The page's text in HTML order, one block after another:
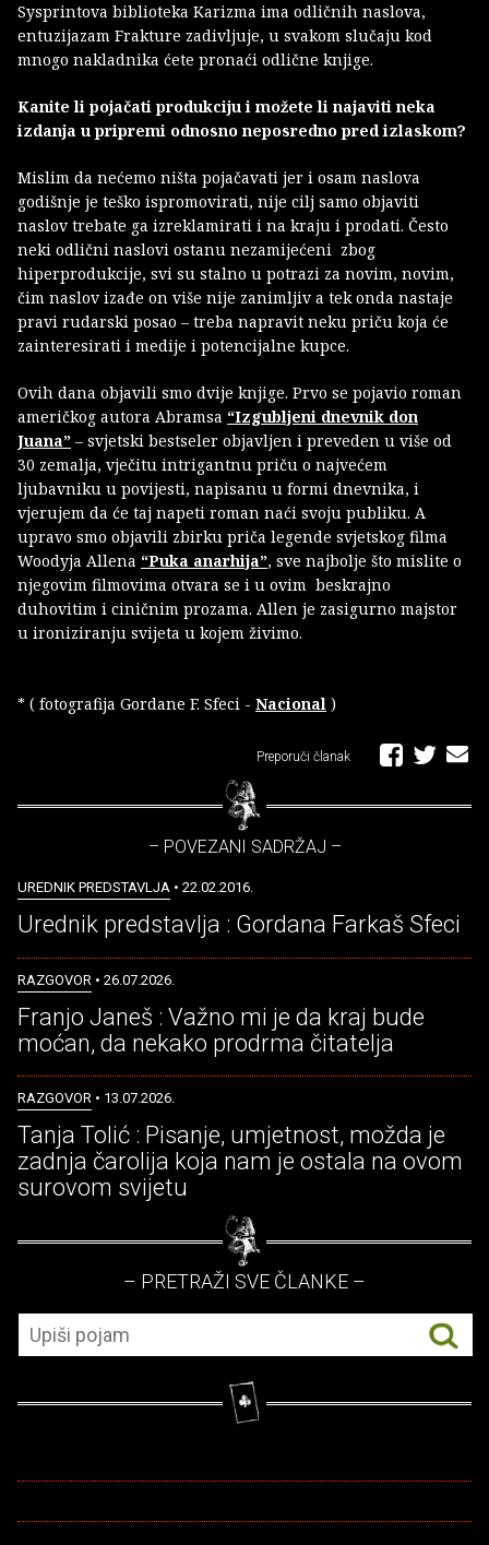
Sysprintova biblioteka Karizma ima odličnih naslova,
entuzijazam Frakture zadivljuje, u svakom slučaju kod
mnogo nakladnika ćete pronaći odlične knjige.
Kanite li pojačati produkciju i možete li najaviti neka
izdanja u pripremi odnosno neposredno pred izlaskom?
Mislim da nećemo ništa pojačavati jer i osam naslova
godišnje je teško ispromovirati, nije cilj samo objaviti
naslov trebate ga izreklamirati i na kraju i prodati. Često
neki odlični naslovi ostanu nezamijećeni zbog
hiperprodukcije, svi su stalno u potrazi za novim, novim,
čim naslov izađe on više nije zanimljiv a tek onda nastaje
pravi rudarski posao – treba napravit neku priču koja će
zainteresirati i medije i potencijalne kupce.
Ovih dana objavili smo dvije knjige. Prvo se pojavio roman
američkog autora Abramsa “Izgubljeni dnevnik don
Juana” – svjetski bestseler objavljen i preveden u više od
30 zemalja, vječitu intrigantnu priču o najvećem
ljubavniku u povijesti, napisanu u formi dnevnika, i
vjerujem da će taj napeti roman naći svoju publiku. A
upravo smo objavili zbirku priča legende svjetskog filma
Woodyja Allena “Puka anarhija”, sve najbolje što mislite o
njegovim filmovima otvara se i u ovim beskrajno
duhovitim i ciničnim prozama. Allen je zasigurno majstor
u ironiziranju svijeta u kojem živimo.
* ( fotografija Gordane F. Sfeci - Nacional )
Preporuči članak
– POVEZANI SADRŽAJ –
UREDNIK PREDSTAVLJA • 22.02.2016.
Urednik predstavlja : Gordana Farkaš Sfeci
RAZGOVOR • 26.07.2026.
Franjo Janeš : Važno mi je da kraj bude
moćan, da nekako prodrma čitatelja
RAZGOVOR • 13.07.2026.
Tanja Tolić : Pisanje, umjetnost, možda je
zadnja čarolija koja nam je ostala na ovom
surovom svijetu
– PRETRAŽI SVE ČLANKE –